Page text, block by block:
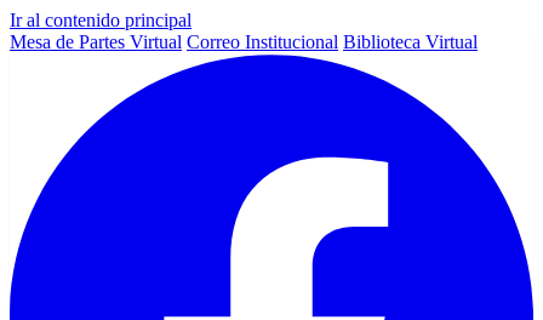
Ir al contenido principal
Mesa de Partes Virtual Correo Institucional Biblioteca Virtual